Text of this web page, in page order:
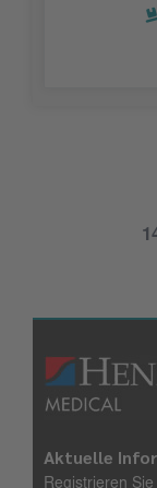
Aktuelle
Registrieren